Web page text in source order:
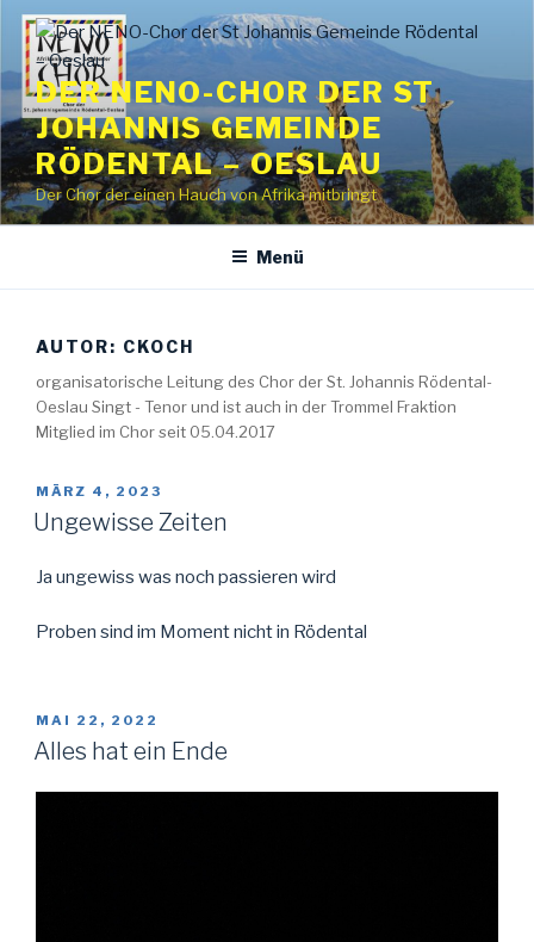
Zum
Inhalt
springen
DER NENO-CHOR DER ST
JOHANNIS GEMEINDE
RÖDENTAL – OESLAU
Der Chor der einen Hauch von Afrika mitbringt
Menü
AUTOR: CKOCH
organisatorische Leitung des Chor der St. Johannis Rödental-
Oeslau Singt - Tenor und ist auch in der Trommel Fraktion
Mitglied im Chor seit 05.04.2017
VERÖFFENTLICHT
AM
MÄRZ 4, 2023
Ungewisse Zeiten
Ja ungewiss was noch passieren wird
Proben sind im Moment nicht in Rödental
VERÖFFENTLICHT
AM
MAI 22, 2022
Alles hat ein Ende